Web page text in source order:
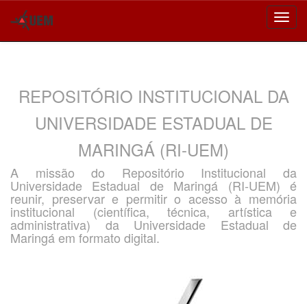
REPOSITÓRIO INSTITUCIONAL DA
UNIVERSIDADE ESTADUAL DE
MARINGÁ (RI-UEM)
A missão do Repositório Institucional da
Universidade Estadual de Maringá (RI-UEM) é
reunir, preservar e permitir o acesso à memória
institucional (científica, técnica, artística e
administrativa) da Universidade Estadual de
Maringá em formato digital.